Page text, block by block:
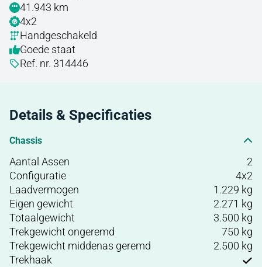
41.943 km
4x2
Handgeschakeld
Goede staat
Ref. nr. 314446
Details & Specificaties
Chassis
Aantal Assen
2
Configuratie
4x2
Laadvermogen
1.229 kg
Eigen gewicht
2.271 kg
Totaalgewicht
3.500 kg
Trekgewicht ongeremd
750 kg
Trekgewicht middenas geremd
2.500 kg
Trekhaak